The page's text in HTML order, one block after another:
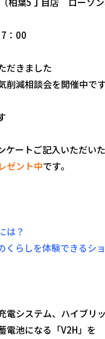
：00
だきました
減相談会を開催中です
ケートご記入いただい
ゼント中です。
は？
くらしを体験できるシ
電システム、ハイブリ
電池になる「V2H」を